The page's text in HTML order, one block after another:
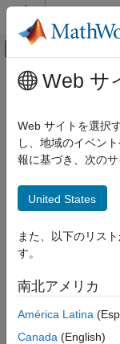
コンテンツへスキップ
オフキャ
ドキュメンテーション
Antenna Toolbox
Antenna Toolbox 入門
アンテナ カタログ
アレイ カタログ
材料カタログ
設計、解析、ベンチマ
設計空間の探索
メインコンテンツ
AI と最適
アンテナ設計空
テナとアレイを
Antenna
計空間探索や、2
のためのオブジ
目標を満たすた
時間を大幅に短縮
Antenna Toolbox
してアンテナま
Web サ
Web サイトを選択
し、地域のイベン
報に基づき、次の
United States
また、以下のリス
す。
南北アメリカ
América Latina
Canada (English)